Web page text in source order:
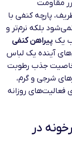
مقاومت
پارچه کنفی با
بلکه نرم‌تر و
یک پیراهن کنفی
آینده یک لباس
خاصیت جذب رطوبت
شرجی و گرم،
روزانه
در